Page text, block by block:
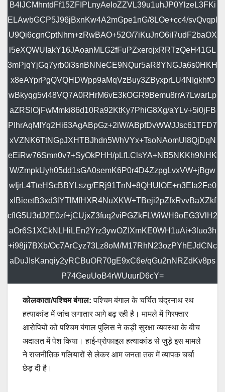
B4lJCMhntdFf15ZFIPLnyAeIoZZVL39u1uhJP0YlzeL3FKi
ELAwbGCP5J96jBxnKw4A2mGpe1nG/8LOe+cc4/svQvqpl
U9Qi6cgnCptNhm+zRwBAO+52O/7iKuJnO6iI7udF2baOX
l5eXQWUIakY16JAoanMLG2fFuPZxerojxRRTzQeH41GL
3mPjqYjGq7yrb0i3snBNNeCE9NQur5aR8YNGJa6s0HKH
x8eAYprPgQVQHDWpp9aMqVzBuy3ZByxprLU4NIgkhfO
wBkyqg5vl48VQ7A0RHrM6vE3kOGR9Bemu8rrA7LwarLp
aZRSIOjFwMmki86d10Ra92KtKy7PhiG8Xg/aYLv+5i0jFB
PIhrAqMIYq2Hi63AgABpGz+2iW/ABpfDvWWJJsc61TFD7
xVZNK6TtNGpJXHTBJhdn5WhVYx+TsoNAomUI8QjDqN
eEiRw76Smn0v7+SyOkPHH/pLfLClsYA+NB5NKKh9NHK
W/ZmpkUyh05dd1sGA0semK6P0r4D4ZzpgLvxVW+jBgw
wIjrL4TteHScBBYLszg/ERj91TnN+8QHUlOE+n3EIa2Fe0
xIBieetB3xd3lYTlMfHXR4NuXKW+TBeji2pZfxRvvBaXZkf
cfIG5U3dJ2E0zf+jCUjxZ3fuq2viPGZkFLWiWH9oEG3VlH2
aOr6S1XCkNLHiLEn2Yrz3ywOZIXmKE0WH1uAi+3luo3h
+i98ji7BXb/Oc7ArCyz73Lz8oM/M17RhN23ozPYhEJdCNc
aDuJIsKanqiy2yRCBuOR70gE9xC6e/qGu2nNRZdKv8ps
P74GeuUoB4rWUuurD6cY=
कोलकाता/पश्चिम बंगाल: पश्चिम बंगाल के चर्चित चंद्रनाथ रथ
हत्याकांड में जांच लगातार आगे बढ़ रही है। मामले में गिरफ्तार
आरोपियों को पश्चिम बंगाल पुलिस ने कड़ी सुरक्षा व्यवस्था के बीच
अदालत में पेश किया। हाई-प्रोफाइल हत्याकांड से जुड़े इस मामले
ने राजनीतिक गलियारों से लेकर आम जनता तक में व्यापक चर्चा
छेड़ दी है।